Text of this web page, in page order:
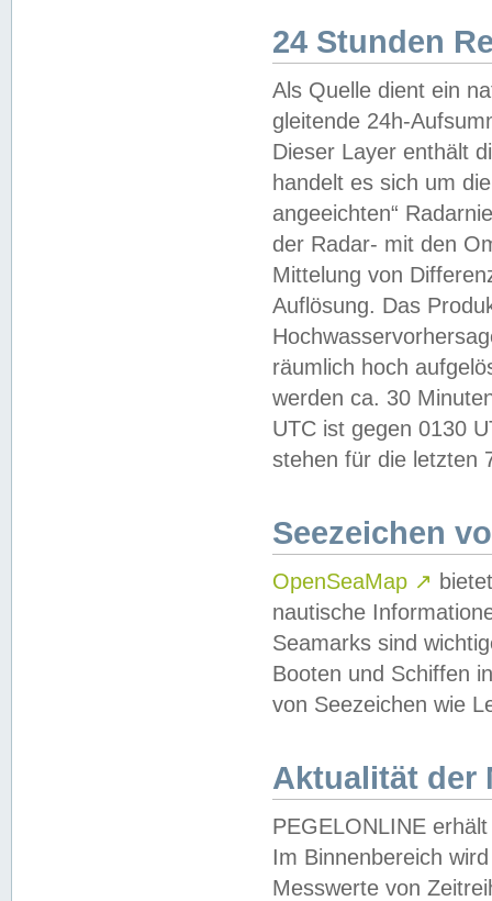
24 Stunden
Als Quelle dient ein
gleitende 24h-
Dieser Layer enthält
handelt es sich um
angeeichten“
der Radar- mit den
Mittelung von
Auflösung. Das
räumlich hoch
werden ca. 30
UTC ist gegen 0130
stehen für die letzten
Seezeichen
OpenSeaMap ↗
nautische
Seamarks sind
Booten und Schiffen
von Seezeichen wie
Aktualität der
PEGELONLINE
Im Binnenbereich
Messwerte von